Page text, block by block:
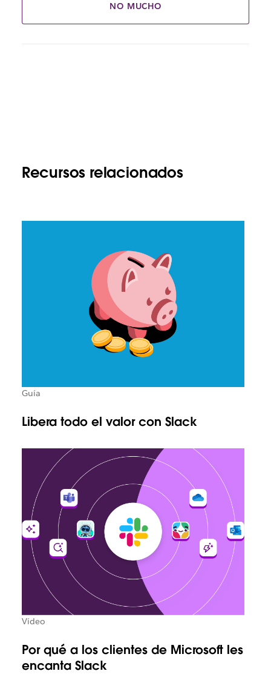
NO MUCHO
Recursos relacionados
Guía
Libera todo el valor con Slack
Vídeo
Por qué a los clientes de Microsoft les
encanta Slack